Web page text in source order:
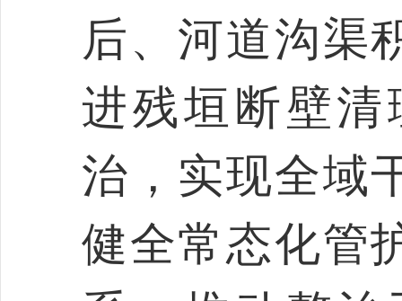
后、河道沟渠
进残垣断壁
治，实现全域
健全常态化管